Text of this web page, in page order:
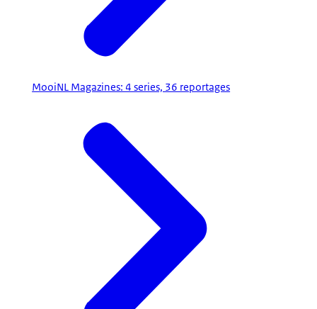
MooiNL Magazines: 4 series, 36 reportages